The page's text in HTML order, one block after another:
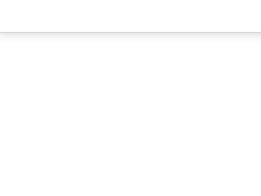
to